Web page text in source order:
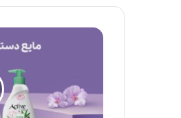
آگهی
مایع
دستشویی